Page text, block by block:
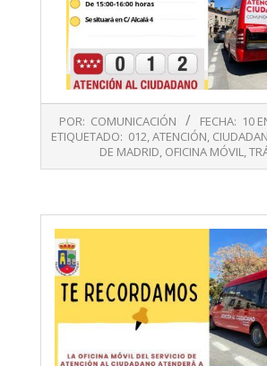
01-
POR: COMUNICACIÓN FECHA: 10
ETIQUETADO: 012,ATENCIÓN,
DE MADRID, OFICINA MÓVIL,